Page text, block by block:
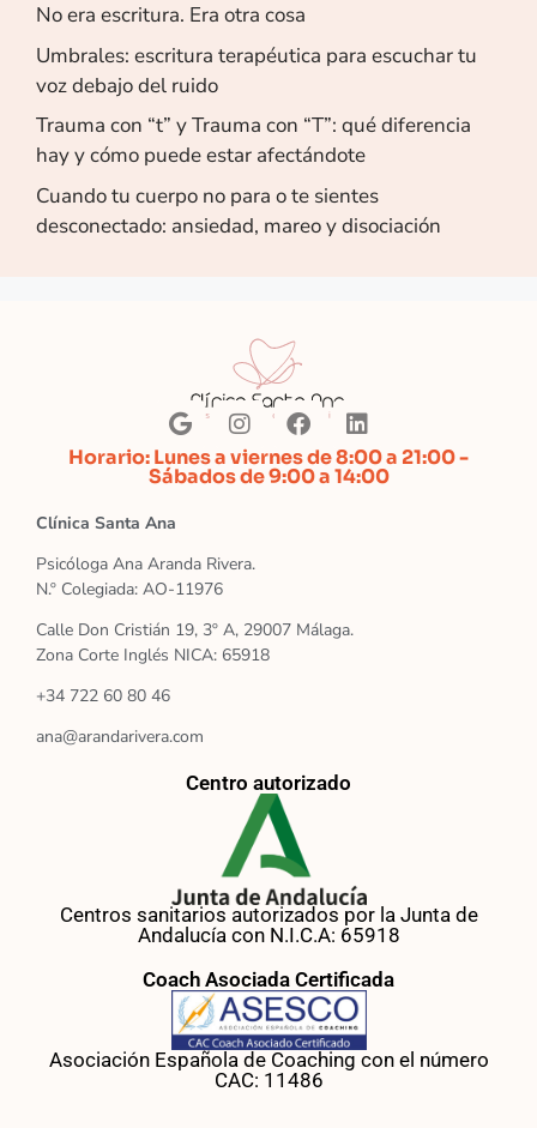
No era escritura. Era otra cosa
Umbrales: escritura terapéutica para escuchar tu
voz debajo del ruido
Trauma con “t” y Trauma con “T”: qué diferencia
hay y cómo puede estar afectándote
Cuando tu cuerpo no para o te sientes
desconectado: ansiedad, mareo y disociación
Horario: Lunes a viernes de 8:00 a 21:00 -
Sábados de 9:00 a 14:00
Clínica Santa Ana
Psicóloga Ana Aranda Rivera.
N.º Colegiada: AO-11976
Calle Don Cristián 19, 3º A, 29007 Málaga.
Zona Corte Inglés NICA: 65918
+34 722 60 80 46
ana@arandarivera.com
Centro autorizado
Centros sanitarios autorizados por la Junta de
Andalucía con N.I.C.A: 65918
Coach Asociada Certificada
Asociación Española de Coaching con el número
CAC: 11486